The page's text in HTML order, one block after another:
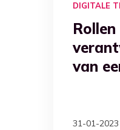
DIGITALE
Rollen
van
31-01-2023